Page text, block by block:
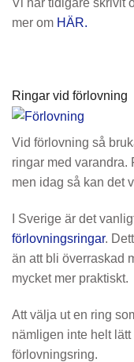
Vi har tidigare skrivit
mer om HÄR.
Ringar vid förlovning
Vid förlovning så
ringar med varandra.
men idag så kan det
I Sverige är det
förlovningsringar.
än att bli överraskad
mycket mer praktiskt.
Att välja ut en ring
nämligen inte helt
förlovningsring.